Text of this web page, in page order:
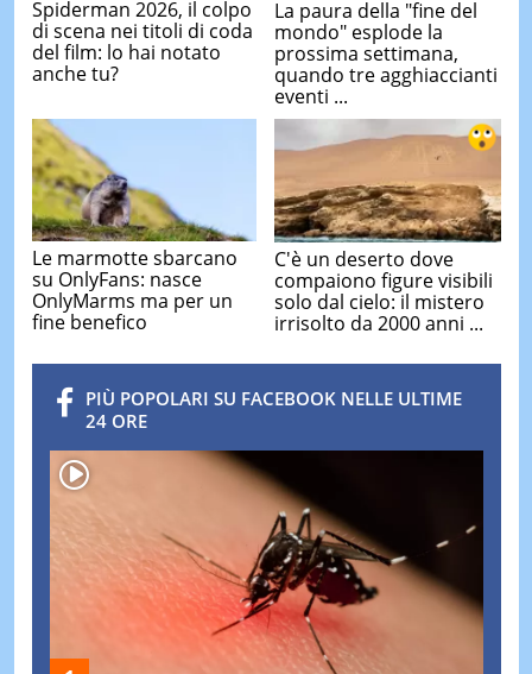
Spiderman 2026, il colpo
di scena nei titoli di coda
del film: lo hai notato
anche tu?
La paura della "fine del
mondo" esplode la
prossima settimana,
quando tre agghiaccianti
eventi ...
Le marmotte sbarcano
su OnlyFans: nasce
OnlyMarms ma per un
fine benefico
C'è un deserto dove
compaiono figure visibili
solo dal cielo: il mistero
irrisolto da 2000 anni ...
PIÙ POPOLARI SU FACEBOOK NELLE ULTIME
24 ORE